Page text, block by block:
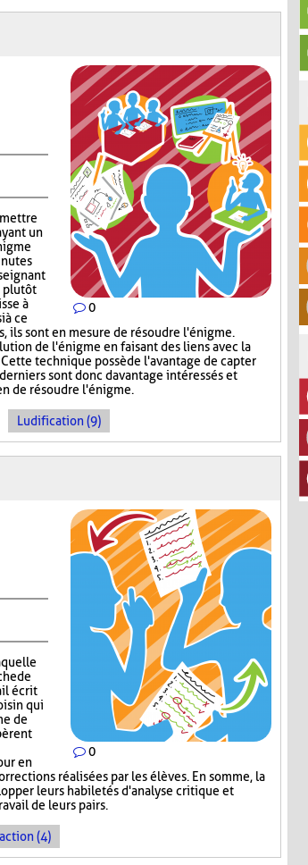
0
un
plutôt
à
à ce
ils sont en mesure de résoudre l'énigme.
de l'énigme en faisant des liens avec la
technique possède l'avantage de capter
sont donc davantage intéressés et
de résoudre l'énigme.
Ludification (9)
0
de
écrit
qui
de
en
réalisées par les élèves. En somme, la
leurs habiletés d'analyse critique et
de leurs pairs.
(4)